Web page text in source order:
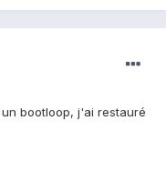
bootloop, j'ai restauré